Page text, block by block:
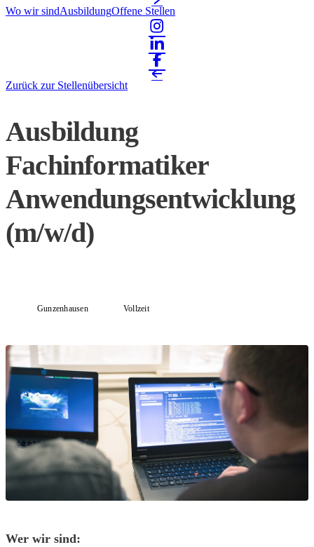
Wo wir sindAusbildungOffene Stellen
Zurück zur Stellenübersicht
Ausbildung
Fachinformatiker
Anwendungsentwicklung
(m/w/d)
Gunzenhausen Vollzeit
Wer wir sind: